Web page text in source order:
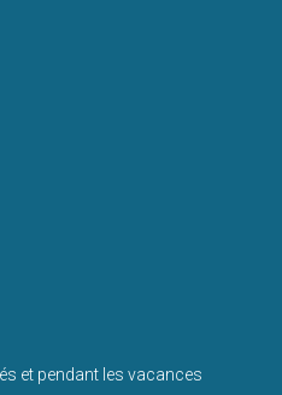
et pendant les vacances